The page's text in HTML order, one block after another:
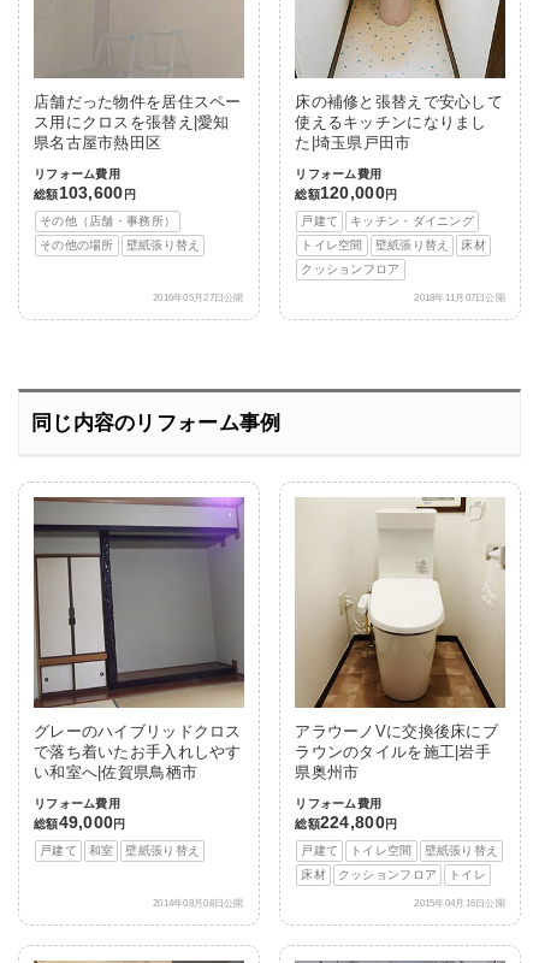
店舗だった物件を居住スペー
ス用にクロスを張替え|愛知
県名古屋市熱田区
リフォーム費用
総額103,600 円
その他（店舗・事務所）
その他の場所
壁紙張り替え
2016年05月27日公開
床の補修と張替えで安心して
使えるキッチンになりまし
た|埼玉県戸田市
リフォーム費用
総額120,000円
戸建て
キッチン・ダイニング
トイレ空間
壁紙張り替え
床材
クッションフロア
2018年11月07日公開
同じ内容のリフォーム事例
グレーのハイブリッドクロス
で落ち着いたお手入れしやす
い和室へ|佐賀県鳥栖市
リフォーム費用
総額49,000円
戸建て
和室 壁紙張り替え
2014年08月08日公開
アラウーノVに交換後床にブ
ラウンのタイルを施工|岩手
県奥州市
リフォーム費用
総額224,800円
戸建て
トイレ空間
壁紙張り替え
床材
クッションフロア トイレ
2015年04月16日公開